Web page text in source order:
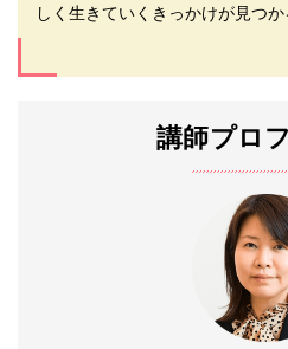
しく生きていくきっかけが見つか
講師プロ